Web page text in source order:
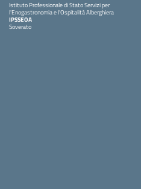
Istituto Professionale di Stato Servizi per
l'Enogastronomia e l'Ospitalità Alberghiera
IPSSEOA
Soverato